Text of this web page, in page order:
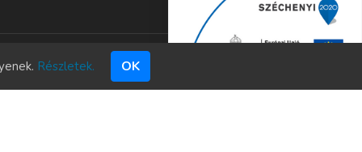
Részletek. OK